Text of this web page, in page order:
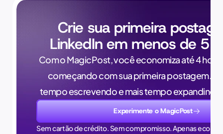
Crie sua primeira
LinkedIn em menos de 5
Com o MagicPost, você economiza até 4
começando com sua primeira postagem.
tempo escrevendo e mais tempo
Experimente o MagicPost
Sem cartão de crédito. Sem compromisso. Apenas